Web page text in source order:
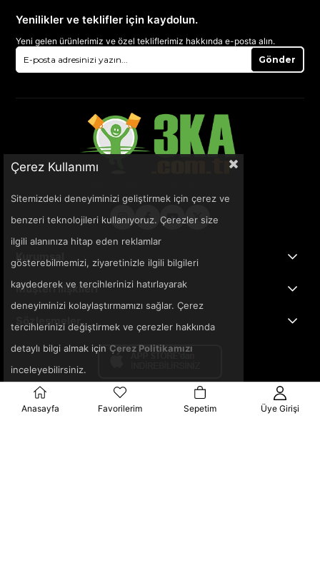
Yenilikler ve teklifler için kaydolun.
Yeni gelen ürünlerimiz ve özel tekliflerimiz hakkında e-posta alın.
Gönder
Kurumsal
Müşteri İlişkileri
Sözleşmeler
Çerez Kullanımı
Sitemizdeki deneyiminizi geliştirmek için çerez ve
benzeri teknolojileri kullanıyoruz. Çerezler size
ilgili alanınıza hitap eden reklamlar
gösterebilmemizi, ziyaretinizle ilgili bilgileri
kaydederek ve tercihlerinizi hatırlayarak
deneyiminizi kolaylaştırmamızı sağlar. Çerez
tercihlerinizi değiştirmek ve çerezler hakkında
detaylı bilgi almak için Çerez Politikamızı
inceleyebilirsiniz.
Anasayfa Favorilerim Sepetim Üye Girişi